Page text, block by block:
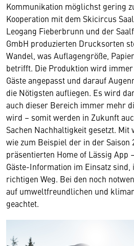
Kommunikation möglichst gering
Kooperation mit dem Skicircus
Leogang Fieberbrunn und der
GmbH produzierten Drucksorten
Wandel, was Auflagengröße,
betrifft. Die Produktion wird
Gäste angepasst und darauf
die Nötigsten aufliegen. Es wird
auch dieser Bereich immer mehr
wird – somit werden in Zukunft
Sachen Nachhaltigkeit gesetzt. Mit
wie zum Beispiel der in der Saison
präsentierten Home of Lässig App
Gäste-Information im Einsatz
richtigen Weg. Bei den noch
auf umweltfreundlichen und
geachtet.